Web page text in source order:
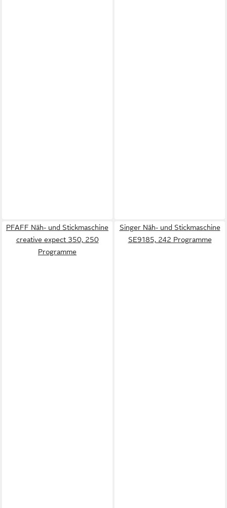
PFAFF Näh- und Stickmaschine
creative expect 350, 250
Programme
Singer Näh- und Stickmaschine
SE9185, 242 Programme